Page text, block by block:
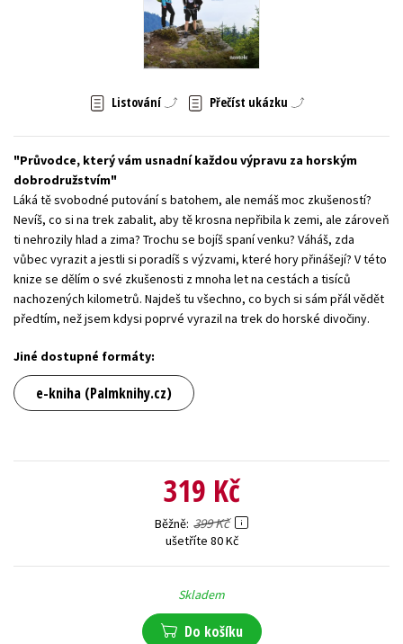
Zahraniční literatura
Všechny tituly
Listování Přečíst ukázku
Průvodce, který vám usnadní každou výpravu za horským
dobrodružstvím
Láká tě svobodné putování s batohem, ale nemáš moc zkušeností?
Nevíš, co si na trek zabalit, aby tě krosna nepřibila k zemi, ale zároveň
ti nehrozily hlad a zima? Trochu se bojíš spaní venku? Váháš, zda
vůbec vyrazit a jestli si poradíš s výzvami, které hory přinášejí? V této
knize se dělím o své zkušenosti z mnoha let na cestách a tisíců
nachozených kilometrů. Najdeš tu všechno, co bych si sám přál vědět
předtím, než jsem kdysi poprvé vyrazil na trek do horské divočiny.
Jiné dostupné formáty:
e-kniha (Palmknihy.cz)
319 Kč
Běžně 399 Kč
ušetříte 80 Kč
Skladem
Do košíku